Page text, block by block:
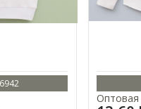
Оптовая